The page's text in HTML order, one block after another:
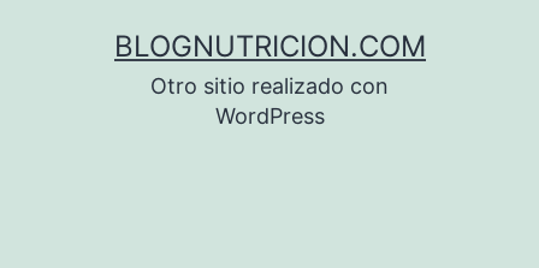
BLOGNUTRICION.COM
Otro sitio realizado con
WordPress